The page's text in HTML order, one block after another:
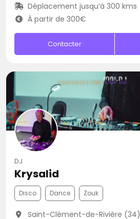
Déplacement jusqu’à 300 kms
À partir de 300€
Contacter
DJ
Krysalid
Disco Dance Zouk
Saint-Clément-de-Rivière (34)